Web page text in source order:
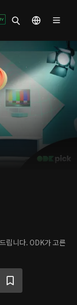
립니다. ODK가 고른